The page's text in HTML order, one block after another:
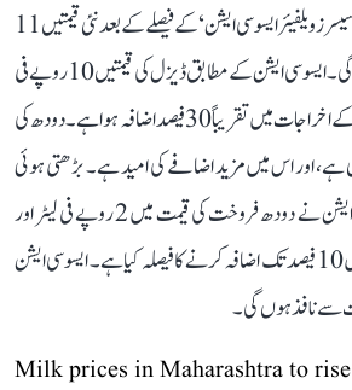
ہے۔ ’ملک پروڈیوسرز اینڈ پروسیسرز ویلفیئر ایسوسی ایشن‘ کے فیصلے کے بعد نئی قیمتیں 11
اگست 2026 سے نافذ ہوں گی۔ ایسوسی ایشن کے مطابق ڈیزل کی قیمتیں 10 روپے فی
لیٹر بڑھ گئی ہیں، جبکہ پیکیجنگ کے اخراجات میں تقریباً 30 فیصد اضافہ ہوا ہے۔ دودھ کی
ہے، اور اس میں مزید اضافے کی امید ہے۔ بڑھتی ہوئی
لاگت کو دیکھتے ہوئے ایسوسی ایشن نے دودھ فروخت کی قیمت میں 2 روپے فی لیٹر اور
ڈیری مصنوعات کی قیمتوں میں 10 فیصد تک اضافہ کرنے کا فیصلہ کیا ہے۔ ایسوسی ایشن
Milk prices in Maharashtra to